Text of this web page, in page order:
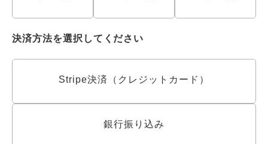
決済方法を選択してください
Stripe決済（クレジットカード）
銀行振り込み